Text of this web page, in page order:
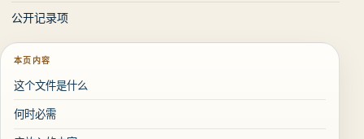
公开记录项
本页内容
这个文件是什么
何时必需